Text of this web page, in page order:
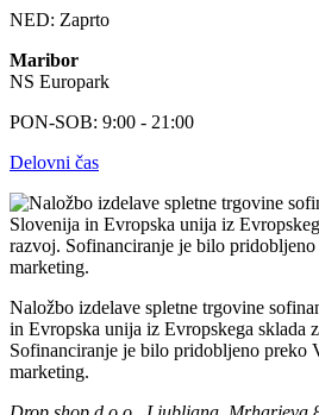
NED: Zaprto
Maribor
NS Europark
PON-SOB: 9:00 - 21:00
Delovni čas
Naložbo izdelave spletne trgovine
in Evropska unija iz Evropskega sklada
Sofinanciranje je bilo pridobljeno preko
marketing.